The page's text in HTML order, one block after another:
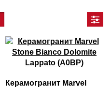
Керамогранит Marvel